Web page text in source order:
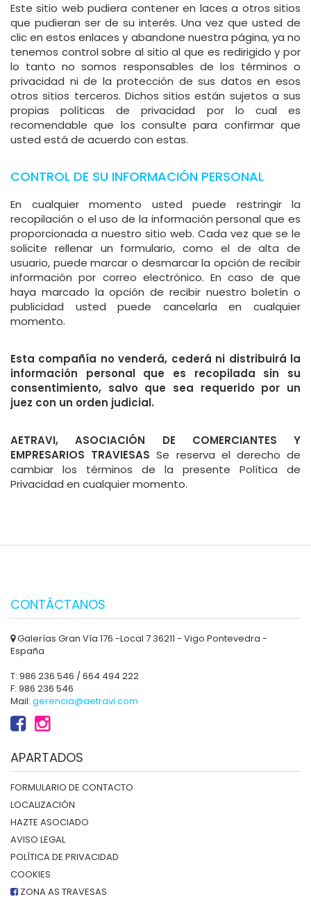
Este sitio web pudiera contener en laces a otros sitios
que pudieran ser de su interés. Una vez que usted de
clic en estos enlaces y abandone nuestra página, ya no
tenemos control sobre al sitio al que es redirigido y por
lo tanto no somos responsables de los términos o
privacidad ni de la protección de sus datos en esos
otros sitios terceros. Dichos sitios están sujetos a sus
propias políticas de privacidad por lo cual es
recomendable que los consulte para confirmar que
usted está de acuerdo con estas.
CONTROL DE SU INFORMACIÓN PERSONAL
En cualquier momento usted puede restringir la
recopilación o el uso de la información personal que es
proporcionada a nuestro sitio web. Cada vez que se le
solicite rellenar un formulario, como el de alta de
usuario, puede marcar o desmarcar la opción de recibir
información por correo electrónico. En caso de que
haya marcado la opción de recibir nuestro boletín o
publicidad usted puede cancelarla en cualquier
momento.
Esta compañía no venderá, cederá ni distribuirá la
información personal que es recopilada sin su
consentimiento, salvo que sea requerido por un
juez con un orden judicial.
AETRAVI, ASOCIACIÓN DE COMERCIANTES Y
EMPRESARIOS TRAVIESAS Se reserva el derecho de
cambiar los términos de la presente Política de
Privacidad en cualquier momento.
CONTÁCTANOS
Galerías Gran Vía 176 -Local 7 36211 - Vigo Pontevedra -
España
T: 986 236 546 / 664 494 222
F: 986 236 546
Mail: gerencia@aetravi.com
APARTADOS
FORMULARIO DE CONTACTO
LOCALIZACIÓN
HAZTE ASOCIADO
AVISO LEGAL
POLÍTICA DE PRIVACIDAD
COOKIES
ZONA AS TRAVESAS